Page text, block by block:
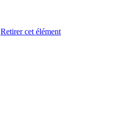
Retirer cet élément